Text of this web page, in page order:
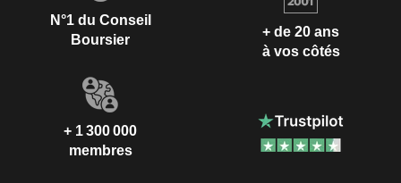
N°1 du Conseil
Boursier
+ de 20 ans
à vos côtés
+ 1 300 000
membres